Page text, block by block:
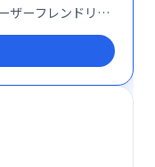
ザーフレンドリー
想的な選択肢で
ルに引き上げる
みてはいかがでし